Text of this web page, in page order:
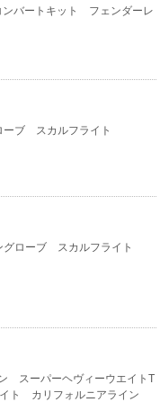
バートキット フェンダーレ
ーブ スカルフライト
グローブ スカルフライト
スーパーヘヴィーウエイトT
ト カリフォルニアライン